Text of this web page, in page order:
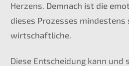
Herzens. Demnach ist die
dieses Prozesses
wirtschaftliche.
Diese Entscheidung kann